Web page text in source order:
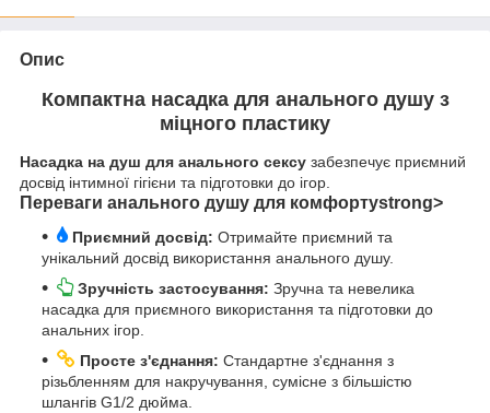
Опис
Компактна насадка для анального душу з
міцного пластику
Насадка на душ для анального сексу забезпечує приємний
досвід інтимної гігієни та підготовки до ігор.
Переваги анального душу для комфортуstrong>
Приємний досвід: Отримайте приємний та
унікальний досвід використання анального душу.
Зручність застосування: Зручна та невелика
насадка для приємного використання та підготовки до
анальних ігор.
Просте з'єднання: Стандартне з'єднання з
різьбленням для накручування, сумісне з більшістю
шлангів G1/2 дюйма.